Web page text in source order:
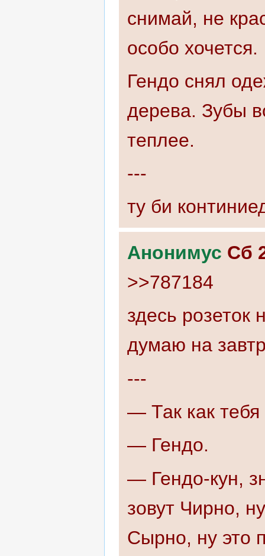
снимай, не
особо хочется.
Гендо снял
дерева. Зубы
теплее.
---
ту би
Анонимус Сб
>>787184
здесь розеток
думаю на
---
— Так как тебя
— Гендо.
— Гендо-кун,
зовут Чирно,
Сырно, ну это